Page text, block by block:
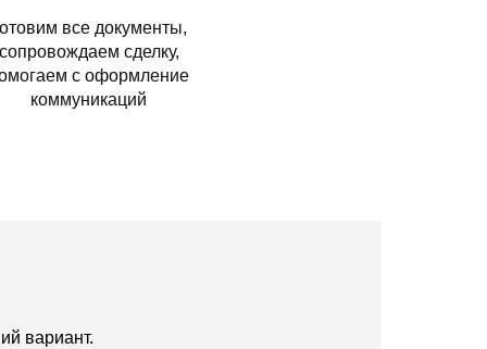
все документы,
сделку,
с оформление
коммуникаций
вариант.